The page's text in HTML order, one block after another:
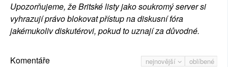
Upozorňujeme, že Britské listy jako soukromý server si
vyhrazují právo blokovat přístup na diskusní fóra
jakémukoliv diskutérovi, pokud to uznají za důvodné.
nejnovější oblíbené
Komentáře